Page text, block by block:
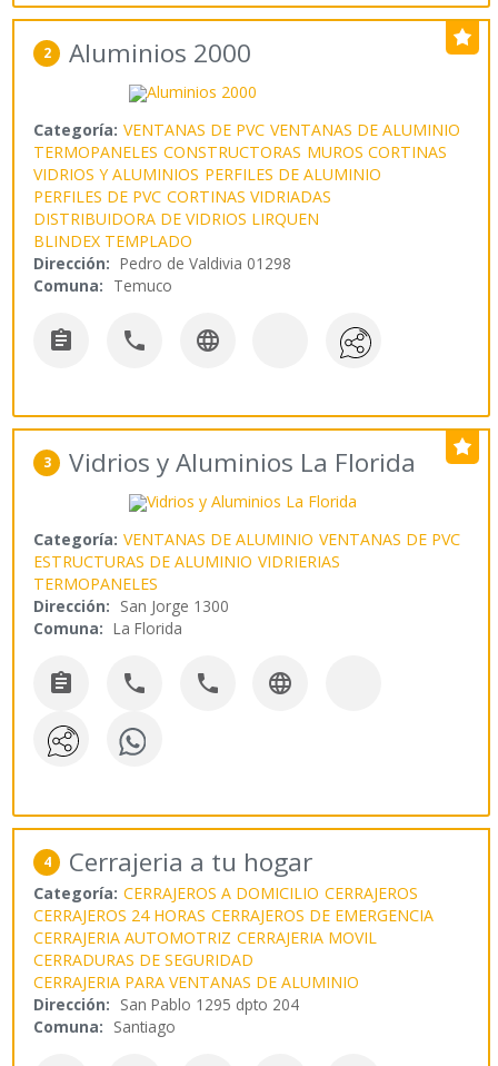
2 Aluminios 2000
Categoría: VENTANAS DE PVC VENTANAS DE ALUMINIO
TERMOPANELES CONSTRUCTORAS MUROS CORTINAS
VIDRIOS Y ALUMINIOS PERFILES DE ALUMINIO
PERFILES DE PVC CORTINAS VIDRIADAS
DISTRIBUIDORA DE VIDRIOS LIRQUEN
BLINDEX TEMPLADO
Dirección: Pedro de Valdivia 01298
Comuna: Temuco
  
3 Vidrios y Aluminios La Florida
Categoría: VENTANAS DE ALUMINIO VENTANAS DE PVC
ESTRUCTURAS DE ALUMINIO VIDRIERIAS
TERMOPANELES
Dirección: San Jorge 1300
Comuna: La Florida
   
4 Cerrajeria a tu hogar
Categoría: CERRAJEROS A DOMICILIO CERRAJEROS
CERRAJEROS 24 HORAS CERRAJEROS DE EMERGENCIA
CERRAJERIA AUTOMOTRIZ CERRAJERIA MOVIL
CERRADURAS DE SEGURIDAD
CERRAJERIA PARA VENTANAS DE ALUMINIO
Dirección: San Pablo 1295 dpto 204
Comuna: Santiago